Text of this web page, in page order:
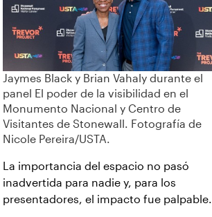
Jaymes Black y Brian Vahaly durante el
panel El poder de la visibilidad en el
Monumento Nacional y Centro de
Visitantes de Stonewall. Fotografía de
Nicole Pereira/USTA.
La importancia del espacio no pasó
inadvertida para nadie y, para los
presentadores, el impacto fue palpable.